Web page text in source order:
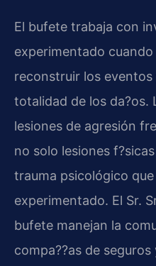
El bufete trabaja con
experimentado
reconstruir los
totalidad de los da?os.
lesiones de agresión
no solo lesiones
trauma psicológico
experimentado. El Sr.
bufete manejan la
compa??as de